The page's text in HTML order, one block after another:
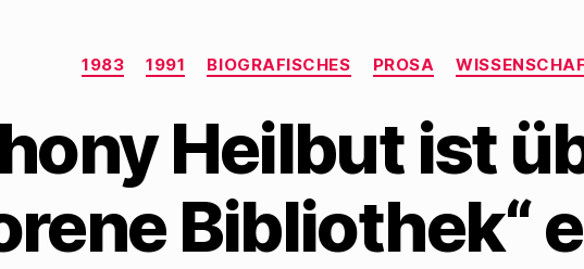
Kategorien
1983 1991 BIOGRAFISCHES PROSA
Heilbut ist
Bibliothek“